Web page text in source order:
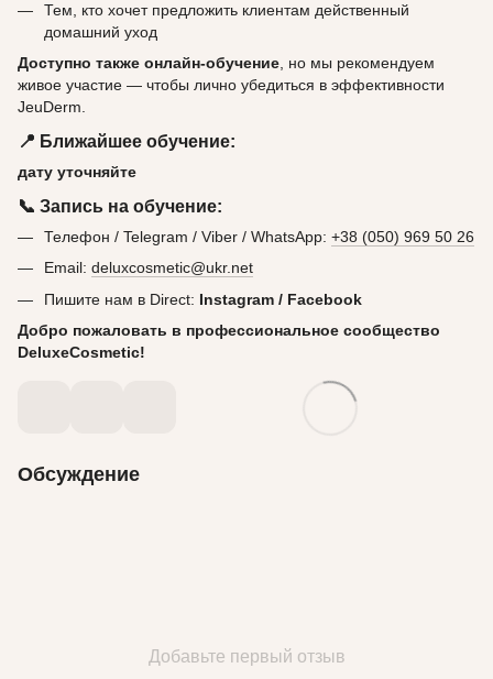
Тем, кто хочет предложить клиентам действенный
домашний уход
Доступно также онлайн-обучение, но мы рекомендуем
живое участие — чтобы лично убедиться в эффективности
JeuDerm.
📍 Ближайшее обучение:
дату уточняйте
📞 Запись на обучение:
Телефон / Telegram / Viber / WhatsApp: +38 (050) 969 50 26
Email: deluxcosmetic@ukr.net
Пишите нам в Direct: Instagram / Facebook
Добро пожаловать в профессиональное сообщество
DeluxeCosmetic!
Обсуждение
Добавьте первый отзыв